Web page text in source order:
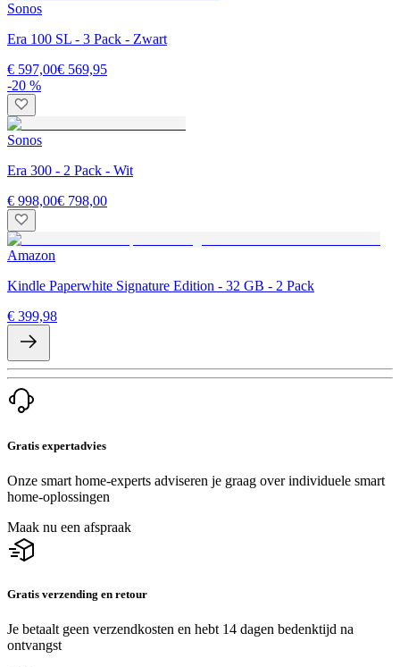
Sonos
Era 100 SL - 3 Pack - Zwart
€ 597,00€ 569,95
-20 %
Sonos
Era 300 - 2 Pack - Wit
€ 998,00€ 798,00
Amazon
Kindle Paperwhite Signature Edition - 32 GB - 2 Pack
€ 399,98
Gratis expertadvies
Onze smart home-experts adviseren je graag over individuele smart
home-oplossingen
Maak nu een afspraak
Gratis verzending en retour
Je betaalt geen verzendkosten en hebt 14 dagen bedenktijd na
ontvangst